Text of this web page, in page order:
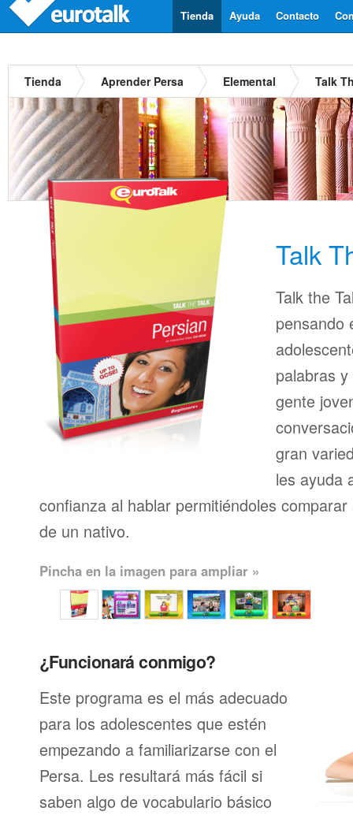
Contacto
Ayuda
Tienda
Tienda Aprender Persa Elemental Talk
Talk
Talk the
pensando
palabras
gente
gran
les ayuda
confianza al hablar permitiéndoles
de un nativo.
Pincha en la imagen para ampliar »
¿Funcionará conmigo?
Este programa es el más adecuado
para los adolescentes que estén
empezando a familiarizarse con el
Persa. Les resultará más fácil si
saben algo de vocabulario básico